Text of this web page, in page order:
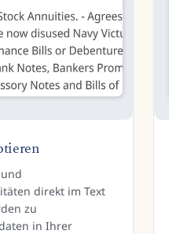
direkt im Text
zu
in Ihrer